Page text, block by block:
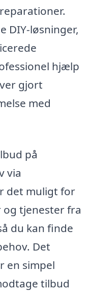
DIY-løsninger,
hjælp
gjort
med
på
via
det muligt for
og tjenester fra
du kan finde
Det
en simpel
tilbud